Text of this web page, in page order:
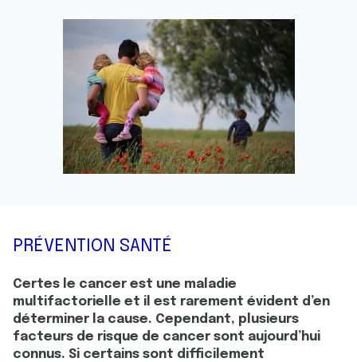
PRÉVENTION SANTÉ
Certes le cancer est une maladie
multifactorielle et il est rarement évident d’en
déterminer la cause. Cependant, plusieurs
facteurs de risque de cancer sont aujourd’hui
connus. Si certains sont difficilement